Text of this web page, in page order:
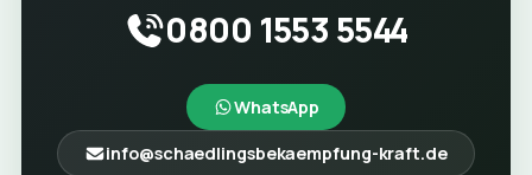
0800 1553 5544
WhatsApp
info@schaedlingsbekaempfung-kraft.de